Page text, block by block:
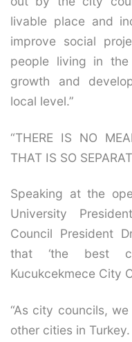
livable place and
improve social
people living in
growth and
local level.”
“THERE IS NO
THAT IS SO
Speaking at the
University
Council President
that ‘the best
Kucukcekmece City
“As city councils,
other cities in